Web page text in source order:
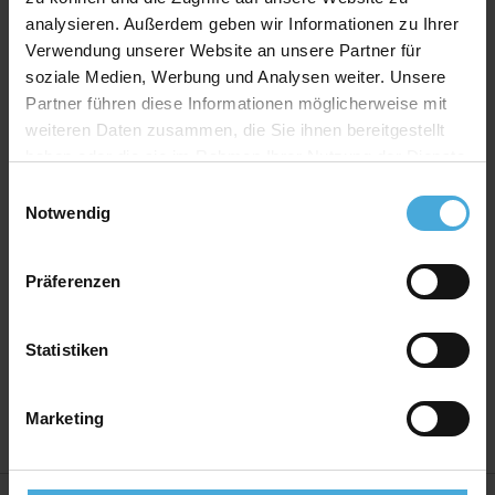
analysieren. Außerdem geben wir Informationen zu Ihrer
Verwendung unserer Website an unsere Partner für
soziale Medien, Werbung und Analysen weiter. Unsere
Partner führen diese Informationen möglicherweise mit
weiteren Daten zusammen, die Sie ihnen bereitgestellt
Notwendig
Präferenzen
Statistiken
Marketing
Produkt Spezifikationen
Print:FineArt Giclée Digitaldruck auf EYEfine®
baryt
Bilderrahmen Material: Massives MDF Holz mit
Premium Ummantelung
montierten Wechselklammern
Aufhänger: